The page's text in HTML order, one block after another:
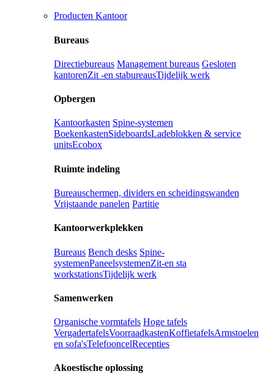
Producten Kantoor
Bureaus
Directiebureaus Management bureaus Gesloten
kantorenZit -en stabureausTijdelijk werk
Opbergen
Kantoorkasten Spine-systemen
BoekenkastenSideboardsLadeblokken & service
unitsEcobox
Ruimte indeling
Bureauschermen, dividers en scheidingswanden
Vrijstaande panelen Partitie
Kantoorwerkplekken
Bureaus Bench desks Spine-
systemenPaneelsystemenZit-en sta
workstationsTijdelijk werk
Samenwerken
Organische vormtafels Hoge tafels
VergadertafelsVoorraadkastenKoffietafelsArmstoelen
en sofa'sTelefooncelRecepties
Akoestische oplossing